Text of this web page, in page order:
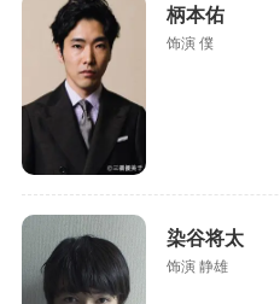
柄本佑
饰演 僕
染谷将太
饰演 静雄